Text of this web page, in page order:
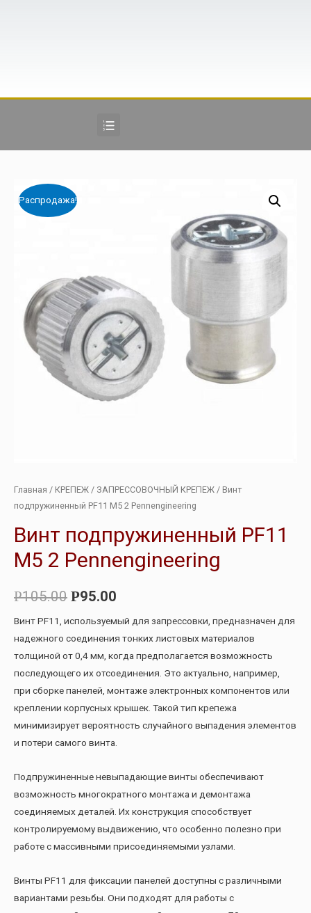
Распродажа!
Главная / КРЕПЕЖ / ЗАПРЕССОВОЧНЫЙ КРЕПЕЖ / Винт
подпружиненный PF11 M5 2 Pennengineering
Винт подпружиненный PF11
M5 2 Pennengineering
Р105.00 Р95.00
Винт PF11, используемый для запрессовки, предназначен для
надежного соединения тонких листовых материалов
толщиной от 0,4 мм, когда предполагается возможность
последующего их отсоединения. Это актуально, например,
при сборке панелей, монтаже электронных компонентов или
креплении корпусных крышек. Такой тип крепежа
минимизирует вероятность случайного выпадения элементов
и потери самого винта.
Подпружиненные невыпадающие винты обеспечивают
возможность многократного монтажа и демонтажа
соединяемых деталей. Их конструкция способствует
контролируемому выдвижению, что особенно полезно при
работе с массивными присоединяемыми узлами.
Винты PF11 для фиксации панелей доступны с различными
вариантами резьбы. Они подходят для работы с